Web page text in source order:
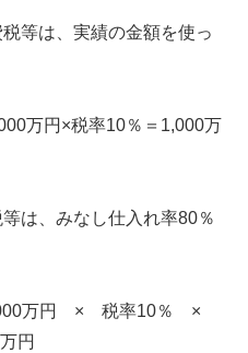
等は、実績の金額を使っ
万円×税率10％＝1,000万
は、みなし仕入れ率80％
万円 × 税率10％ ×
円